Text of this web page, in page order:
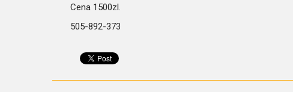
Cena 1500zl.
505-892-373